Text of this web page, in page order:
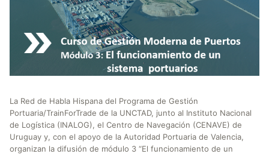
La Red de Habla Hispana del Programa de Gestión
Portuaria/TrainForTrade de la UNCTAD, junto al Instituto Nacional
de Logística (INALOG), el Centro de Navegación (CENAVE) de
Uruguay y, con el apoyo de la Autoridad Portuaria de Valencia,
organizan la difusión de módulo 3 “El funcionamiento de un